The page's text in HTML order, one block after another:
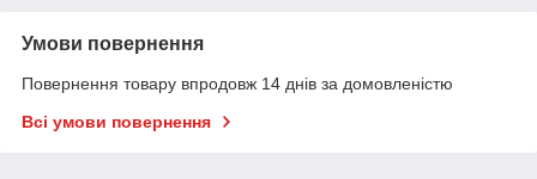
Умови повернення
Повернення товару впродовж 14 днів за домовленістю
Всі умови повернення